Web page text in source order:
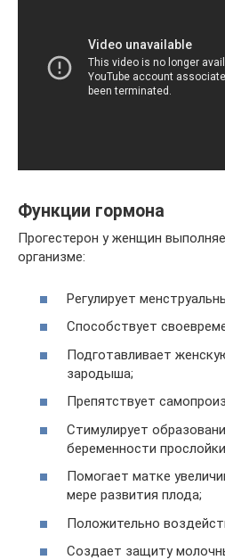
Функции гормона
Прогестерон у женщин
организме:
Регулирует
Способствует
Подготавливает
зародыша;
Препятствует
Стимулирует
беременности
Помогает матке
мере развития плода;
Положительно
Создает защиту